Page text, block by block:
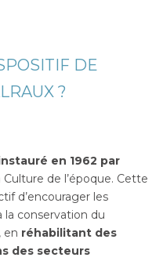
DE
?
en 1962 par
Culture de l’époque. Cette
d’encourager les
la conservation du
en réhabilitant des
des secteurs